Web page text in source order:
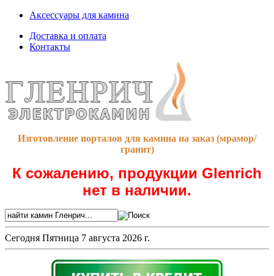
Аксессуары для камина
Доставка и оплата
Контакты
Изготовление порталов для камина на заказ (мрамор/
гранит)
К сожалению, продукции Glenrich
нет в наличии.
Сегодня Пятница 7 августа 2026 г.